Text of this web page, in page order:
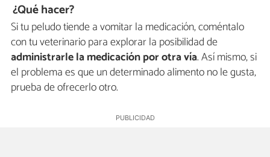
¿Qué hacer?
Si tu peludo tiende a vomitar la medicación, coméntalo
con tu veterinario para explorar la posibilidad de
administrarle la medicación por otra vía. Así mismo, si
el problema es que un determinado alimento no le gusta,
prueba de ofrecerlo otro.